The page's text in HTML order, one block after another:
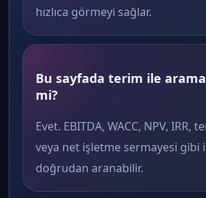
hızlıca görmeyi sağlar.
Bu sayfada terim ile
mi?
Evet. EBITDA, WACC, NPV, IRR,
veya net işletme sermayesi gibi
doğrudan aranabilir.